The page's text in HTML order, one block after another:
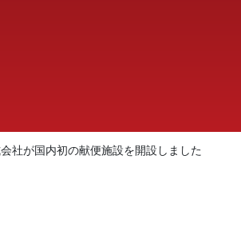
社が国内初の献便施設を開設しました